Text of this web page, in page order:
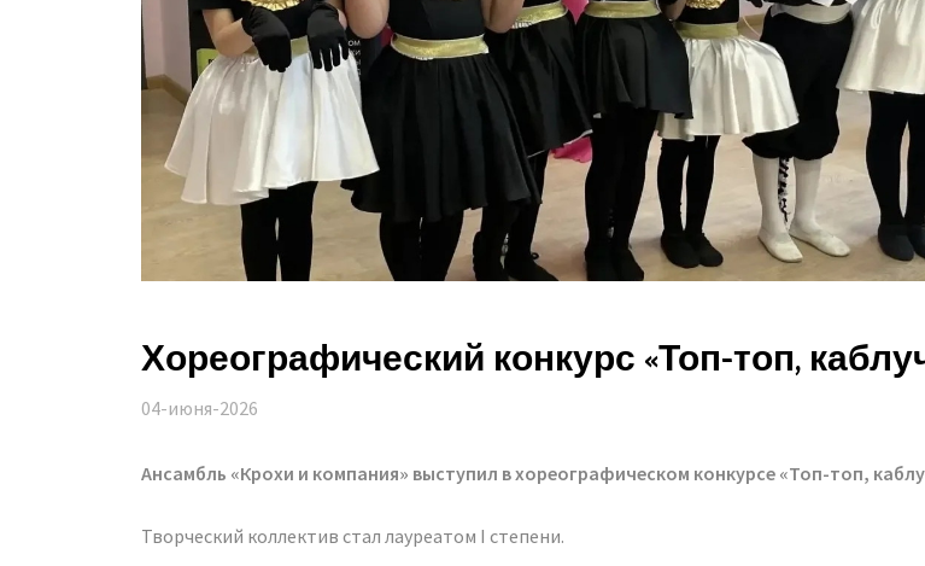
Хореографический конкурс «Топ-топ,
04-июня-2026
Ансамбль «Крохи и компания» выступил в хореографическом конкурсе «Топ-топ,
Творческий коллектив стал лауреатом I степени.